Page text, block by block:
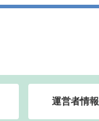
運営者情報